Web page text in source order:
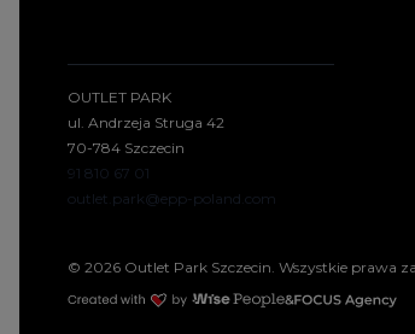
OUTLET PARK
ul. Andrzeja Struga 42
70-784 Szczecin
91 810 67 01
outlet.park@epp-poland.com
© 2026 Outlet Park Szczecin. Wszystkie prawa